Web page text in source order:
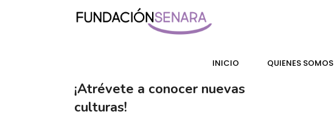
INICIO QUIENES SOMOS
¡Atrévete a conocer nuevas
culturas!